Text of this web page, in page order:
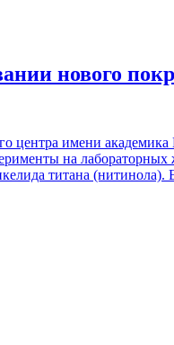
нового
центра имени
на
титана (нитинола).